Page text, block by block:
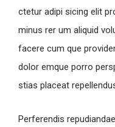
ctetur adipi sicing elit
minus rer um aliquid
facere cum que
dolor emque porro
stias placeat
Perferendis